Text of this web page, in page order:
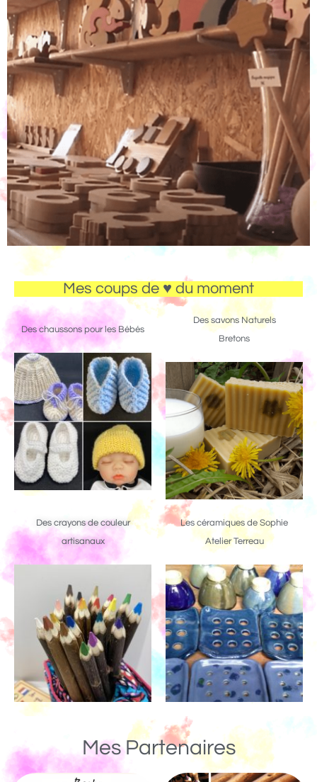
Mes coups de ♥ du moment
Des chaussons pour les Bébés
Des savons Naturels
Bretons
Des crayons de couleur
artisanaux
Les céramiques de Sophie
Atelier Terreau
Mes Partenaires